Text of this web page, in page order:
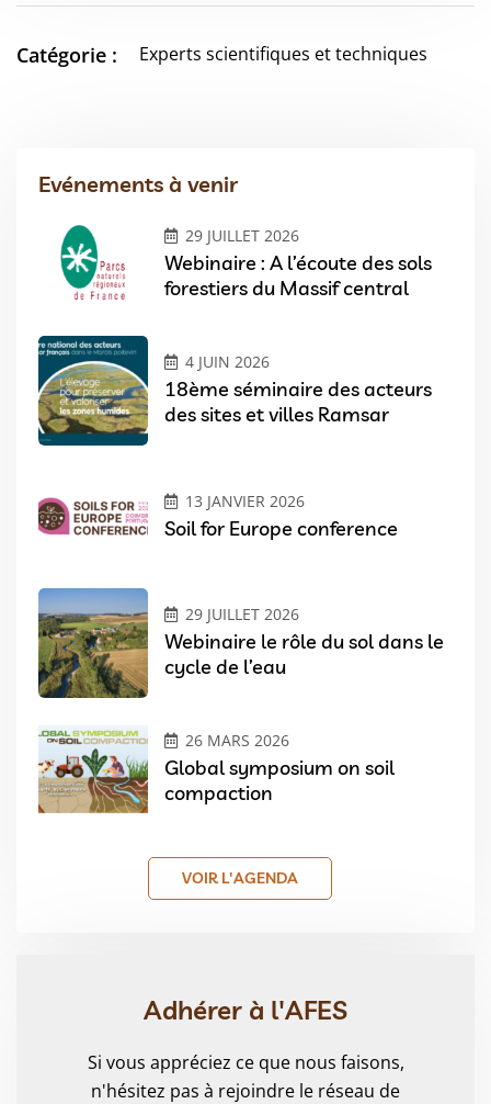
Catégorie : Experts scientifiques et techniques
Evénements à venir
29 JUILLET 2026
Webinaire : A l’écoute des sols
forestiers du Massif central
4 JUIN 2026
18ème séminaire des acteurs
des sites et villes Ramsar
13 JANVIER 2026
Soil for Europe conference
29 JUILLET 2026
Webinaire le rôle du sol dans le
cycle de l’eau
26 MARS 2026
Global symposium on soil
compaction
VOIR L'AGENDA
Adhérer à l'AFES
Si vous appréciez ce que nous faisons,
n'hésitez pas à rejoindre le réseau de